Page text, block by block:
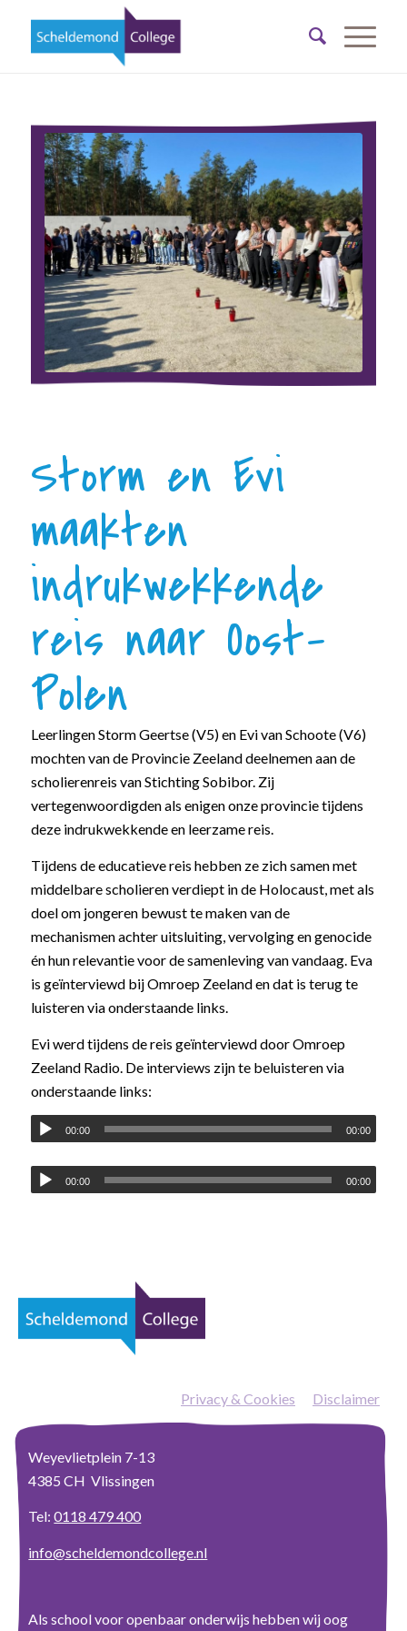
Storm en Evi
maakten
indrukwekkende
reis naar Oost-
Polen
Leerlingen Storm Geertse (V5) en Evi van Schoote (V6)
mochten van de Provincie Zeeland deelnemen aan de
scholierenreis van Stichting Sobibor. Zij
vertegenwoordigden als enigen onze provincie tijdens
deze indrukwekkende en leerzame reis.
Tijdens de educatieve reis hebben ze zich samen met
middelbare scholieren verdiept in de Holocaust, met als
doel om jongeren bewust te maken van de
mechanismen achter uitsluiting, vervolging en genocide
én hun relevantie voor de samenleving van vandaag. Eva
is geïnterviewd bij Omroep Zeeland en dat is terug te
luisteren via onderstaande links.
Evi werd tijdens de reis geïnterviewd door Omroep
Zeeland Radio. De interviews zijn te beluisteren via
onderstaande links:
Audiospeler
00:00 00:00
Audiospeler
00:00 00:00
Privacy & Cookies Disclaimer
Weyevlietplein 7-13
4385 CH Vlissingen
Tel:0118 479 400
info@scheldemondcollege.nl
Als school voor openbaar onderwijs hebben wij oog